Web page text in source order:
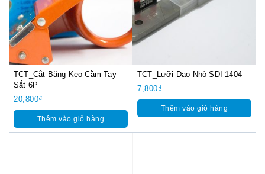
TCT_Cắt Băng Keo Cầm Tay
Sắt 6P
20,800₫
Thêm vào giỏ hàng
TCT_Lưỡi Dao Nhỏ SDI 1404
7,800₫
Thêm vào giỏ hàng